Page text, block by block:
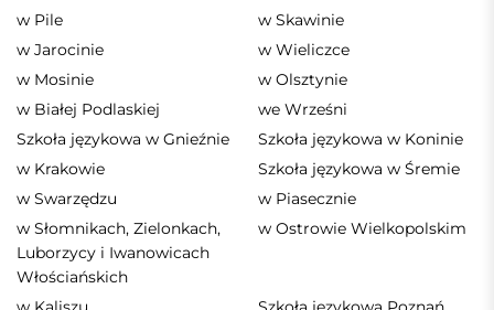
w Pile
w Skawinie
w Jarocinie
w Wieliczce
w Mosinie
w Olsztynie
w Białej Podlaskiej
we Wrześni
Szkoła językowa w Gnieźnie
Szkoła językowa w Koninie
w Krakowie
Szkoła językowa w Śremie
w Swarzędzu
w Piasecznie
w Słomnikach, Zielonkach,
Luborzycy i Iwanowicach
Włościańskich
w Ostrowie Wielkopolskim